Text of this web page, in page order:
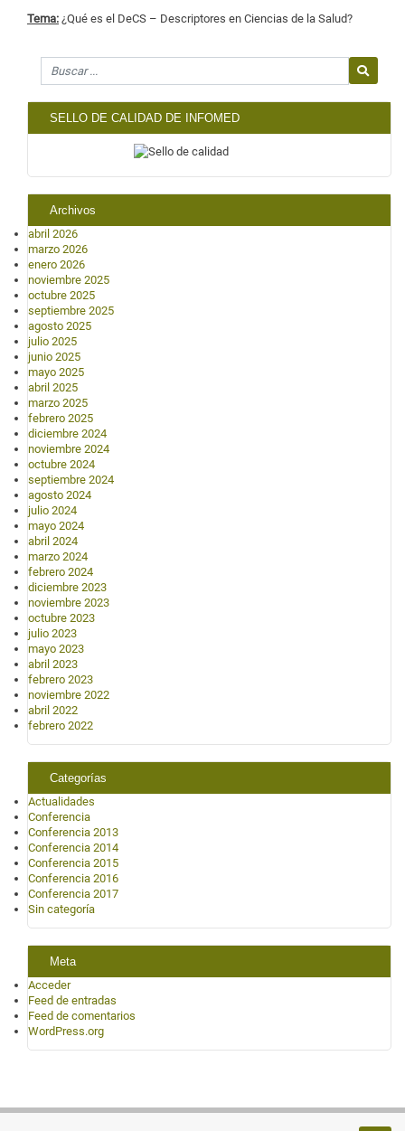
Tema: ¿Qué es el DeCS – Descriptores en Ciencias de la Salud?
Search for
SELLO DE CALIDAD DE INFOMED
Archivos
abril 2026
marzo 2026
enero 2026
noviembre 2025
octubre 2025
septiembre 2025
agosto 2025
julio 2025
junio 2025
mayo 2025
abril 2025
marzo 2025
febrero 2025
diciembre 2024
noviembre 2024
octubre 2024
septiembre 2024
agosto 2024
julio 2024
mayo 2024
abril 2024
marzo 2024
febrero 2024
diciembre 2023
noviembre 2023
octubre 2023
julio 2023
mayo 2023
abril 2023
febrero 2023
noviembre 2022
abril 2022
febrero 2022
Categorías
Actualidades
Conferencia
Conferencia 2013
Conferencia 2014
Conferencia 2015
Conferencia 2016
Conferencia 2017
Sin categoría
Meta
Acceder
Feed de entradas
Feed de comentarios
WordPress.org